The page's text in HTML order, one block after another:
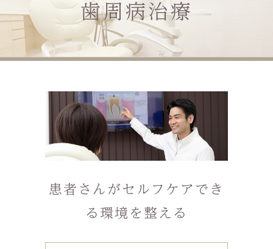
歯周病治療
患者さんがセルフケアでき
る環境を整える